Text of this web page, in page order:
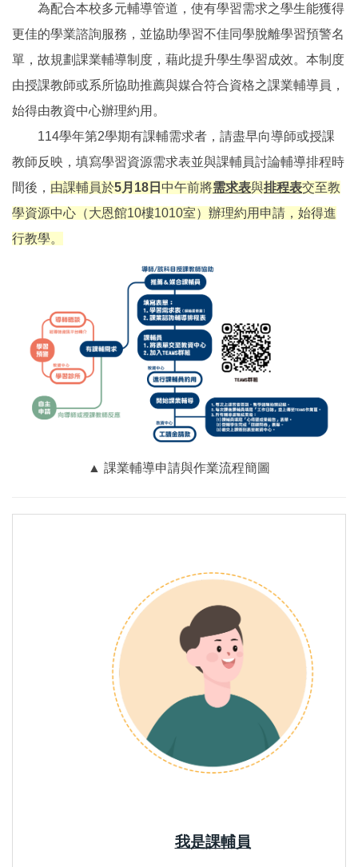
為配合本校多元輔導管道，使有學習需求之學生能獲得
更佳的學業諮詢服務，並協助學習不佳同學脫離學習預警名
單，故規劃課業輔導制度，藉此提升學生學習成效。本制度
由授課教師或系所協助推薦與媒合符合資格之課業輔導員，
始得由教資中心辦理約用。
114學年第2學期有課輔需求者，請盡早向導師或授課
教師反映，填寫學習資源需求表並與課輔員討論輔導排程時
間後， 由課輔員於5月18日 中午前將需求表與排程表交至教
學資源中心（大恩館10樓1010室）辦理約用申請，始得進
行教學。
▲ 課業輔導申請與作業流程簡圖
我是課輔員